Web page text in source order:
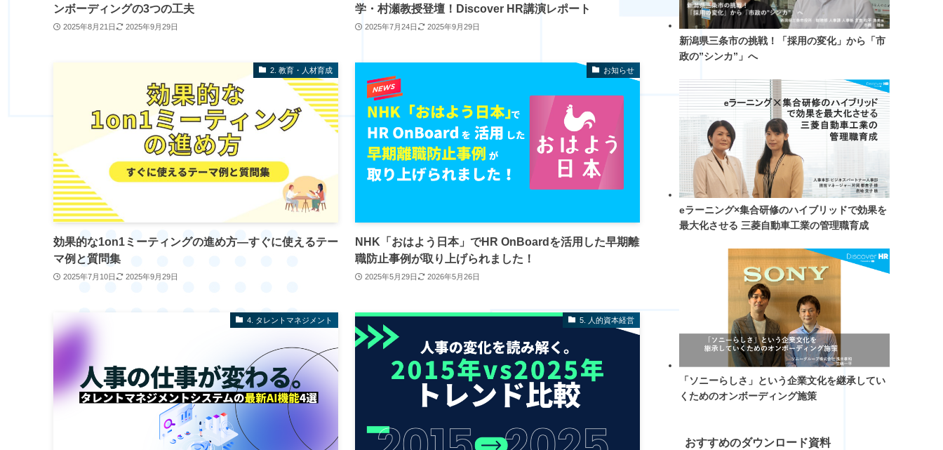
ンボーディングの3つの工夫
2025年8月21日 2025年9月29日
学・村瀬教授登壇！Discover HR講演レポート
2025年7月24日 2025年9月29日
2. 教育・人材育成
効果的な1on1ミーティングの進め方―すぐに使えるテー
マ例と質問集
2025年7月10日 2025年9月29日
お知らせ
NHK「おはよう日本」でHR OnBoardを活用した早期離
職防止事例が取り上げられました！
2025年5月29日 2026年5月26日
4. タレントマネジメント 5. 人的資本経営
新潟県三条市の挑戦！「採用の変化」から「市
政の”シンカ”」へ
eラーニング×集合研修のハイブリッドで効果を
最大化させる 三菱自動車工業の管理職育成
「ソニーらしさ」という企業文化を継承してい
くためのオンボーディング施策
おすすめのダウンロード資料